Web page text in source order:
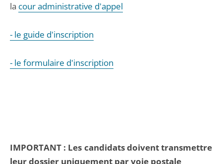
la cour administrative d'appel
- le guide d'inscription
- le formulaire d'inscription
IMPORTANT : Les candidats doivent transmettre
leur dossier uniquement par voie postale